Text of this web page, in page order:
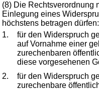
(8) Die Rechtsverordnung
Einlegung eines
höchstens betragen dürfen:
1.
für den Widerspruch
auf Vornahme einer
zurechenbaren
diese vorgesehenen
2.
für den Widerspruch
zurechenbare